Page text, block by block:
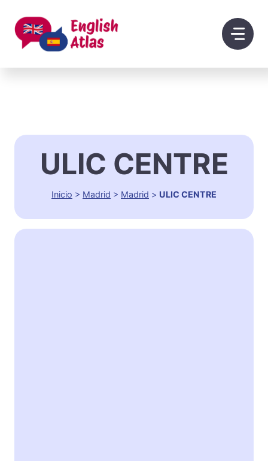
contenido
ULIC CENTRE
Inicio > Madrid > Madrid > ULIC CENTRE